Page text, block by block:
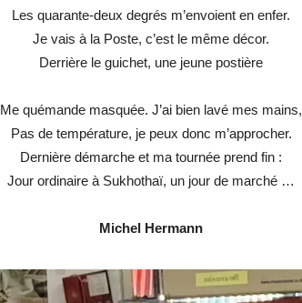
Les quarante-deux degrés m’envoient en enfer.
Je vais à la Poste, c’est le même décor.
Derrière le guichet, une jeune postière
Me quémande masquée. J’ai bien lavé mes mains,
Pas de température, je peux donc m’approcher.
Dernière démarche et ma tournée prend fin :
Jour ordinaire à Sukhothaï, un jour de marché …
Michel Hermann